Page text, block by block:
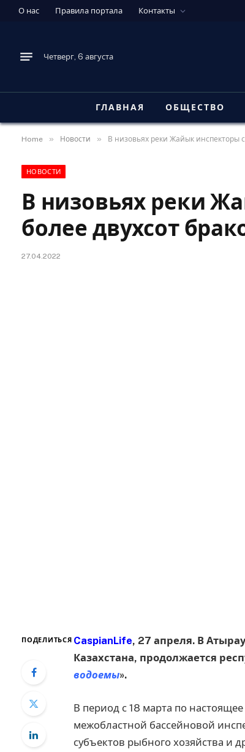
О нас Правила портала Контакты
Четверг, 6 августа
ГЛАВНАЯ ОБЩЕСТВО
Home » Новости » В низовьях реки Жайык инспекторы
НОВОСТИ
В низовьях реки
более двухсот
27.04.2022
ПОДЕЛИТЬСЯ CaspianLife, 27 апреля. В
Казахстана, продолжается
водоемы».
В период с 18 марта по
межобластной бассейновой
субъектов рыбного хозяйства и